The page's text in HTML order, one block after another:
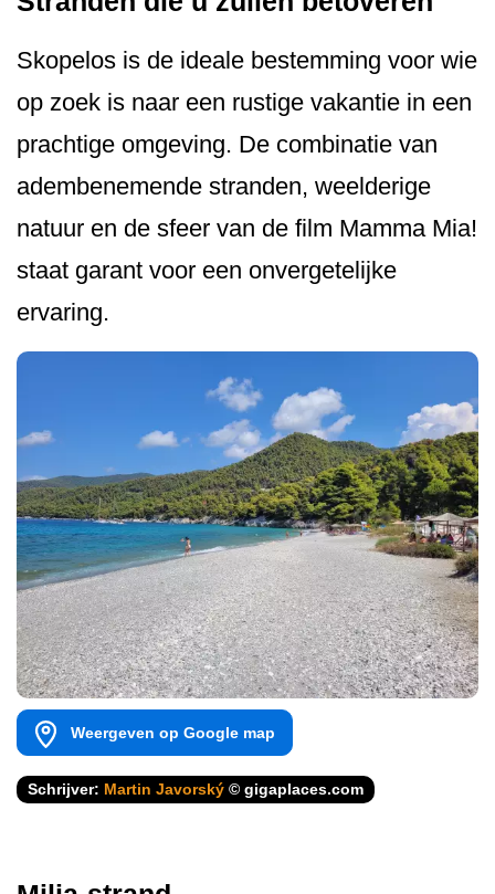
Skopelos is de ideale bestemming voor wie
op zoek is naar een rustige vakantie in een
prachtige omgeving. De combinatie van
adembenemende stranden, weelderige
natuur en de sfeer van de film Mamma Mia!
staat garant voor een onvergetelijke
ervaring.
Weergeven op Google map
Schrijver: Martin Javorský © gigaplaces.com